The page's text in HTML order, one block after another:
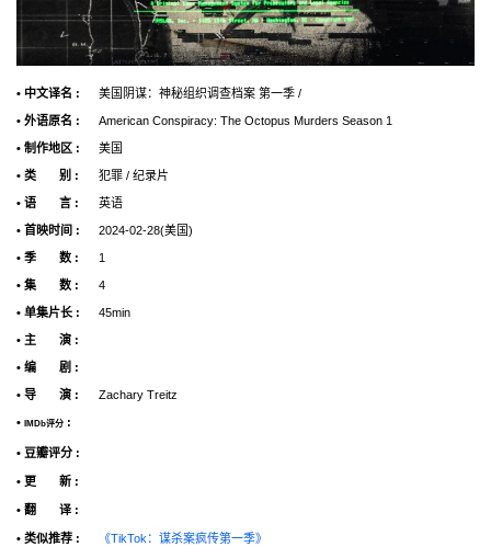
• 中文译名 : 美国阴谋：神秘组织调查档案 第一季 /
• 外语原名 : American Conspiracy: The Octopus Murders Season 1
• 制作地区 : 美国
• 类 别 : 犯罪 / 纪录片
• 语 言 : 英语
• 首映时间 : 2024-02-28(美国)
• 季 数 : 1
• 集 数 : 4
• 单集片长 : 45min
• 主 演 :
• 编 剧 :
• 导 演 : Zachary Treitz
• IMDb评分 :
• 豆瓣评分 :
• 更 新 :
• 翻 译 :
• 类似推荐 : 《TikTok：谋杀案疯传第一季》